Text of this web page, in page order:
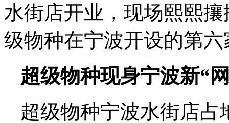
水街店开业，现场熙熙
级物种在宁波开设的第
超级物种现身宁波新“
超级物种宁波水街店占